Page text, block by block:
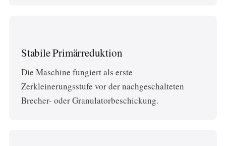
Stabile Primärreduktion
Die Maschine fungiert als erste
Zerkleinerungsstufe vor der nachgeschalteten
Brecher- oder Granulatorbeschickung.